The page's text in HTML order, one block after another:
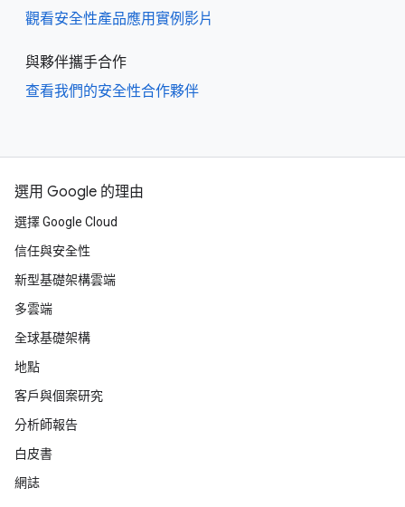
觀看安全性產品應用實例影片
與夥伴攜手合作
查看我們的安全性合作夥伴
選用 Google 的理由
選擇 Google Cloud
信任與安全性
新型基礎架構雲端
多雲端
全球基礎架構
地點
客戶與個案研究
分析師報告
白皮書
網誌